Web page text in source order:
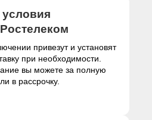
привезут и установят
при необходимости.
вы можете за полную
в рассрочку.